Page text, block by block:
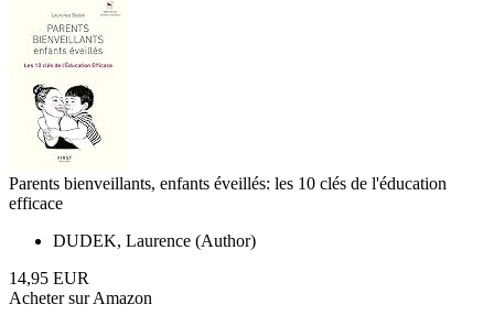
Parents bienveillants, enfants éveillés: les 10 clés de l'éducation
efficace
DUDEK, Laurence (Author)
14,95 EUR
Acheter sur Amazon